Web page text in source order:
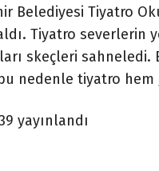
Belediyesi Tiyatro
Tiyatro severlerin
skeçleri
nedenle tiyatro
yayınlandı